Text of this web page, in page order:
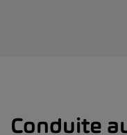
Conduite